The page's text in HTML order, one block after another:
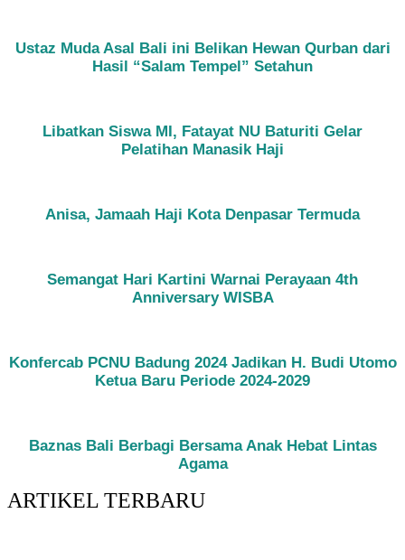
Ustaz Muda Asal Bali ini Belikan Hewan Qurban dari
Hasil “Salam Tempel” Setahun
Libatkan Siswa MI, Fatayat NU Baturiti Gelar
Pelatihan Manasik Haji
Anisa, Jamaah Haji Kota Denpasar Termuda
Semangat Hari Kartini Warnai Perayaan 4th
Anniversary WISBA
Konfercab PCNU Badung 2024 Jadikan H. Budi Utomo
Ketua Baru Periode 2024-2029
Baznas Bali Berbagi Bersama Anak Hebat Lintas
Agama
ARTIKEL TERBARU